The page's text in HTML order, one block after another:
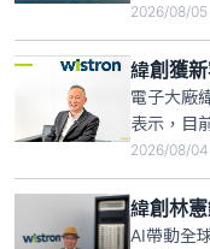
的台灣航
電子製造
局，鴻海
度設有據
直航通道
2026/08/
緯創獲
電子大廠
表示，目
業務仍有
來看，
戶持續擴
商客戶加
2026/08/
AI帶動全